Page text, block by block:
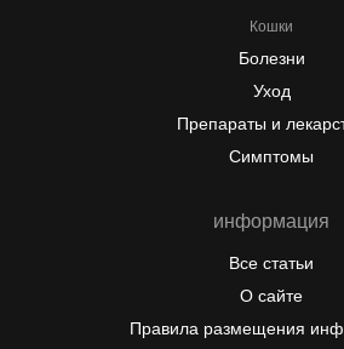
Кошки
Болезни
Уход
Препараты и
Симптомы
информация
Все статьи
О сайте
Правила размещения